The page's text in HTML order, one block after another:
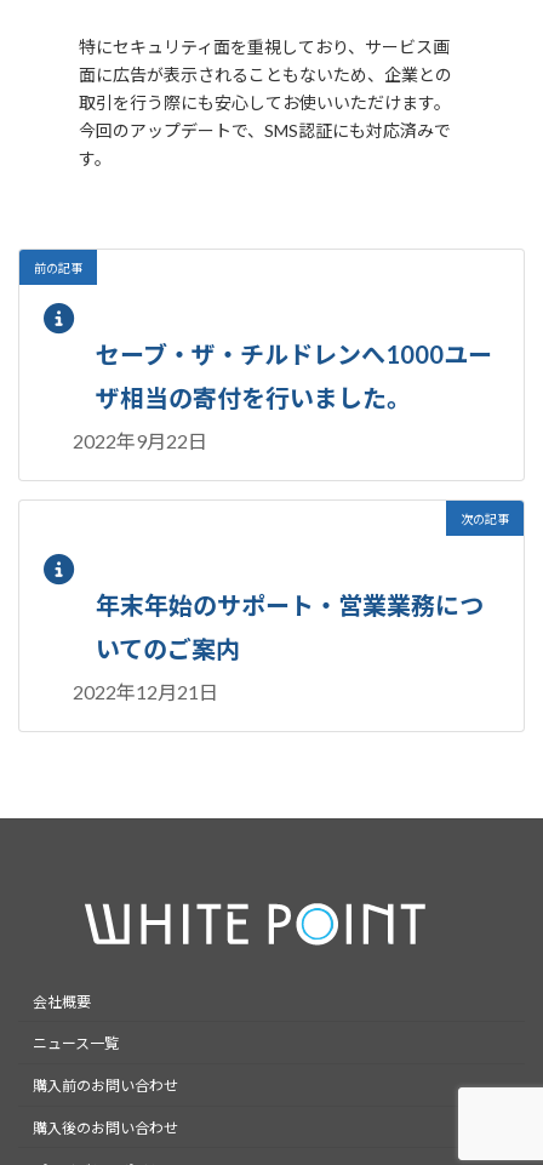
特にセキュリティ面を重視しており、サービス画
面に広告が表示されることもないため、企業との
取引を行う際にも安心してお使いいただけます。
今回のアップデートで、SMS認証にも対応済みで
す。
前の記事
セーブ・ザ・チルドレンへ1000ユー
ザ相当の寄付を行いました。
2022年9月22日
次の記事
年末年始のサポート・営業業務につ
いてのご案内
2022年12月21日
会社概要
ニュース一覧
購入前のお問い合わせ
購入後のお問い合わせ